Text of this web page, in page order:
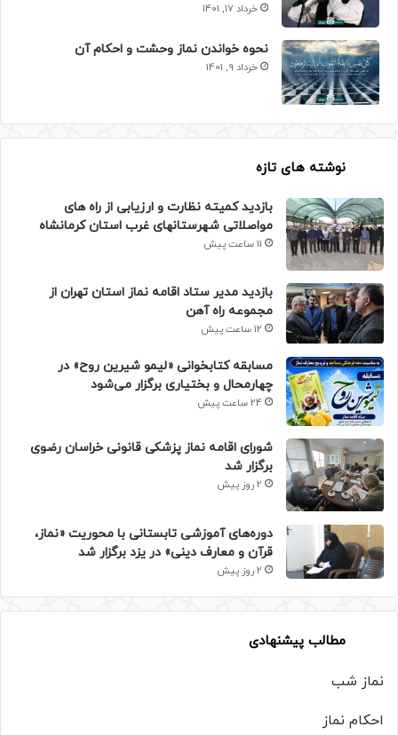
خرداد 17, 1401
نحوه خواندن نماز وحشت و احکام آن
خرداد 9, 1401
نوشته های تازه
بازدید کمیته نظارت و ارزیابی از راه های
مواصلاتی شهرستانهای غرب استان کرمانشاه
11 ساعت پیش
بازدید مدیر ستاد اقامه نماز استان تهران از
مجموعه راه آهن
12 ساعت پیش
مسابقه کتابخوانی «لیمو شیرین روح» در
چهارمحال و بختیاری برگزار می‌شود
24 ساعت پیش
شورای اقامه نماز پزشکی قانونی خراسان رضوی
برگزار شد
2 روز پیش
دوره‌های آموزشی تابستانی با محوریت «نماز،
قرآن و معارف دینی» در یزد برگزار شد
2 روز پیش
مطالب پیشنهادی
نماز شب
احکام نماز